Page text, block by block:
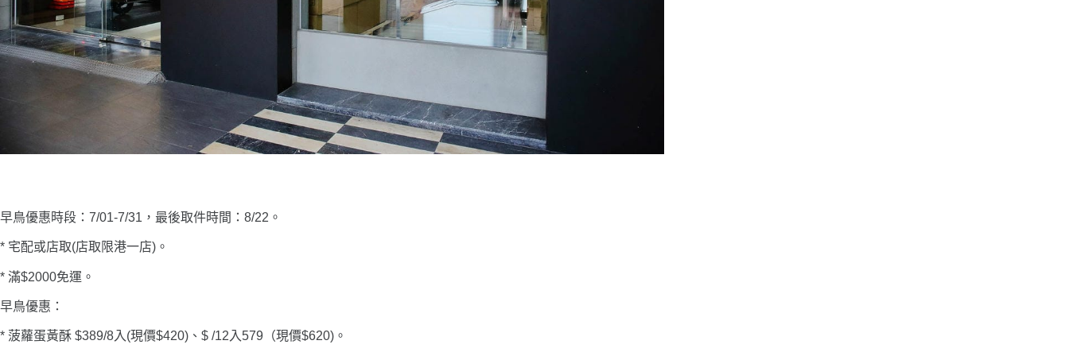
早鳥優惠時段：7/01-7/31，最後取件時間：8/22。
* 宅配或店取(店取限港一店)。
* 滿$2000免運。
早鳥優惠：
* 菠蘿蛋黃酥 $389/8入(現價$420)、$ /12入579（現價$620)。